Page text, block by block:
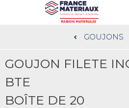
au
contenu
GOUJONS
GOUJON FILETE
BTE
BOÎTE DE 20